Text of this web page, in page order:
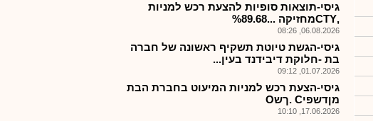
גיסי-תוצאות סופיות להצעת רכש למניות
,CTYמחזיקה ...%89.68
06.08.2026, 08:26
גיסי-הגשת טיוטת תשקיף ראשונה של חברה
בת -חלוקת דיבידנד בעין...
01.07.2026, 09:12
גיסי-הצעת רכש למניות המיעוט בחברת הבת
מןדשפיC .ךשO
17.06.2026, 10:10